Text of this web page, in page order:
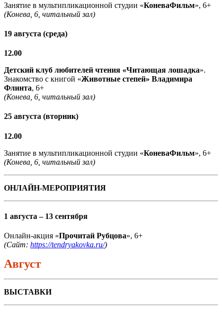
Занятие в мультипликационной студии «КоневаФильм», 6+
(Конева, 6, читальный зал)
19 августа (среда)
12.00
Детский клуб любителей чтения «Читающая лошадка».
Знакомство с книгой «Животные степей» Владимира
Флинта, 6+
(Конева, 6, читальный зал)
25 августа (вторник)
12.00
Занятие в мультипликационной студии «КоневаФильм», 6+
(Конева, 6, читальный зал)
ОНЛАЙН-МЕРОПРИЯТИЯ
1 августа – 13 сентября
Онлайн-акция «Прочитай Рубцова», 6+
(Сайт: https://tendryakovka.ru/)
Август
ВЫСТАВКИ